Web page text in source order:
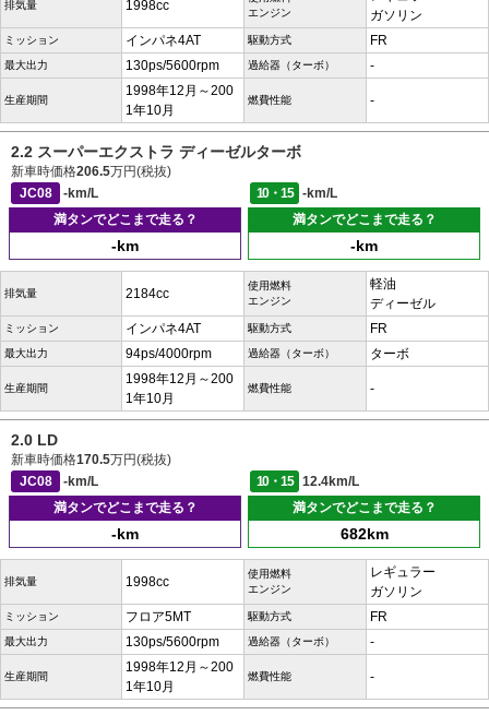
排気量 1998cc
エンジン
ガソリン
ミッション インパネ4AT 駆動方式 FR
最大出力 130ps/5600rpm 過給器（ターボ） -
生産期間
1998年12月～200
1年10月
燃費性能 -
2.2 スーパーエクストラ ディーゼルターボ
新車時価格206.5万円(税抜)
JC08
-km/L 10・15
-km/L
満タンでどこまで走る？
-km
満タンでどこまで走る？
-km
排気量 2184cc
使用燃料
エンジン
軽油
ディーゼル
ミッション インパネ4AT 駆動方式 FR
最大出力 94ps/4000rpm 過給器（ターボ） ターボ
生産期間
1998年12月～200
1年10月
燃費性能 -
2.0 LD
新車時価格170.5万円(税抜)
JC08
-km/L 10・15
12.4km/L
満タンでどこまで走る？
-km
満タンでどこまで走る？
682km
排気量 1998cc
使用燃料
エンジン
レギュラー
ガソリン
ミッション フロア5MT 駆動方式 FR
最大出力 130ps/5600rpm 過給器（ターボ） -
生産期間
1998年12月～200
1年10月
燃費性能 -